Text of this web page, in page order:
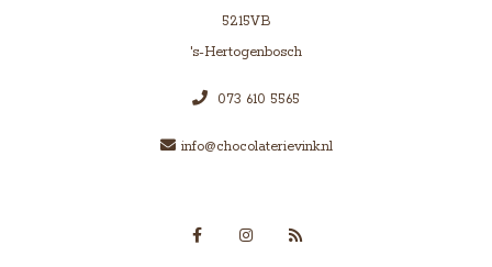
5215VB
's-Hertogenbosch
073 610 5565
info@chocolaterievink.nl